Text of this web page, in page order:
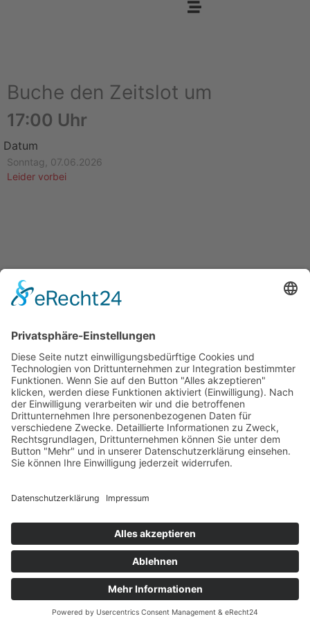
Buche den Zeitslot um
17:00 Uhr
Datum
Sonntag, 07.06.2026
Leider vorbei
Ein Produkt von SYNTURA - Emotion,
Spaß und Herausforderung
KONTAKT
service@hirschgrund-zipline.de
Impressum Datenschutz­
© Hirschgrund Zipline Area
Vertrag widerrufen